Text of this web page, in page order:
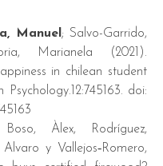
Manuel; Salvo-Garrido,
Marianela (2021).
in chilean student
doi:
Àlex, Rodríguez,
y Vallejos‑Romero,